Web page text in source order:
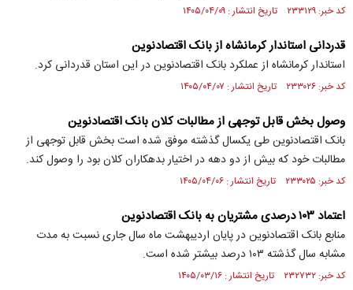
کد خبر: ۲۳۳۱۲۹ تاریخ انتشار : ۱۴۰۵/۰۴/۰۹
قدردانی استاندار کرمانشاه از بانک اقتصادنوین
استاندار کرمانشاه از عملکرد بانک اقتصادنوین در این استان قدردانی کرد.
کد خبر: ۲۳۳۰۲۶ تاریخ انتشار : ۱۴۰۵/۰۴/۰۷
وصول بخش قابل توجهی از مطالبات کلان بانک اقتصادنوین
بانک اقتصادنوین طی یکسال گذشته موفق شده است بخش قابل توجهی از
مطالبات خود که بیش از دو دهه در اختیار بدهکاران کلان بود را وصول کند.
کد خبر: ۲۳۳۰۲۵ تاریخ انتشار : ۱۴۰۵/۰۴/۰۶
اعتماد ۱۰۳ درصدی مشتریان به بانک اقتصادنوین
منابع بانک اقتصادنوین در پایان اردیبهشت ماه سال جاری نسبت به مدت
مشابه سال گذشته ۱۰۳ درصد بیشتر شده است.
کد خبر: ۲۳۲۷۳۲ تاریخ انتشار : ۱۴۰۵/۰۳/۱۶